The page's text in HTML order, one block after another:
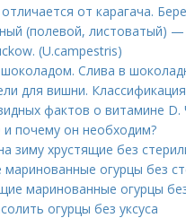
от карагача.
(полевой, листоватый)
(U.campestris)
Слива в
для вишни.
фактов о витамине D.
и почему он необходим?
зиму хрустящие без
маринованные огурцы без
маринованные огурцы
огурцы без уксуса